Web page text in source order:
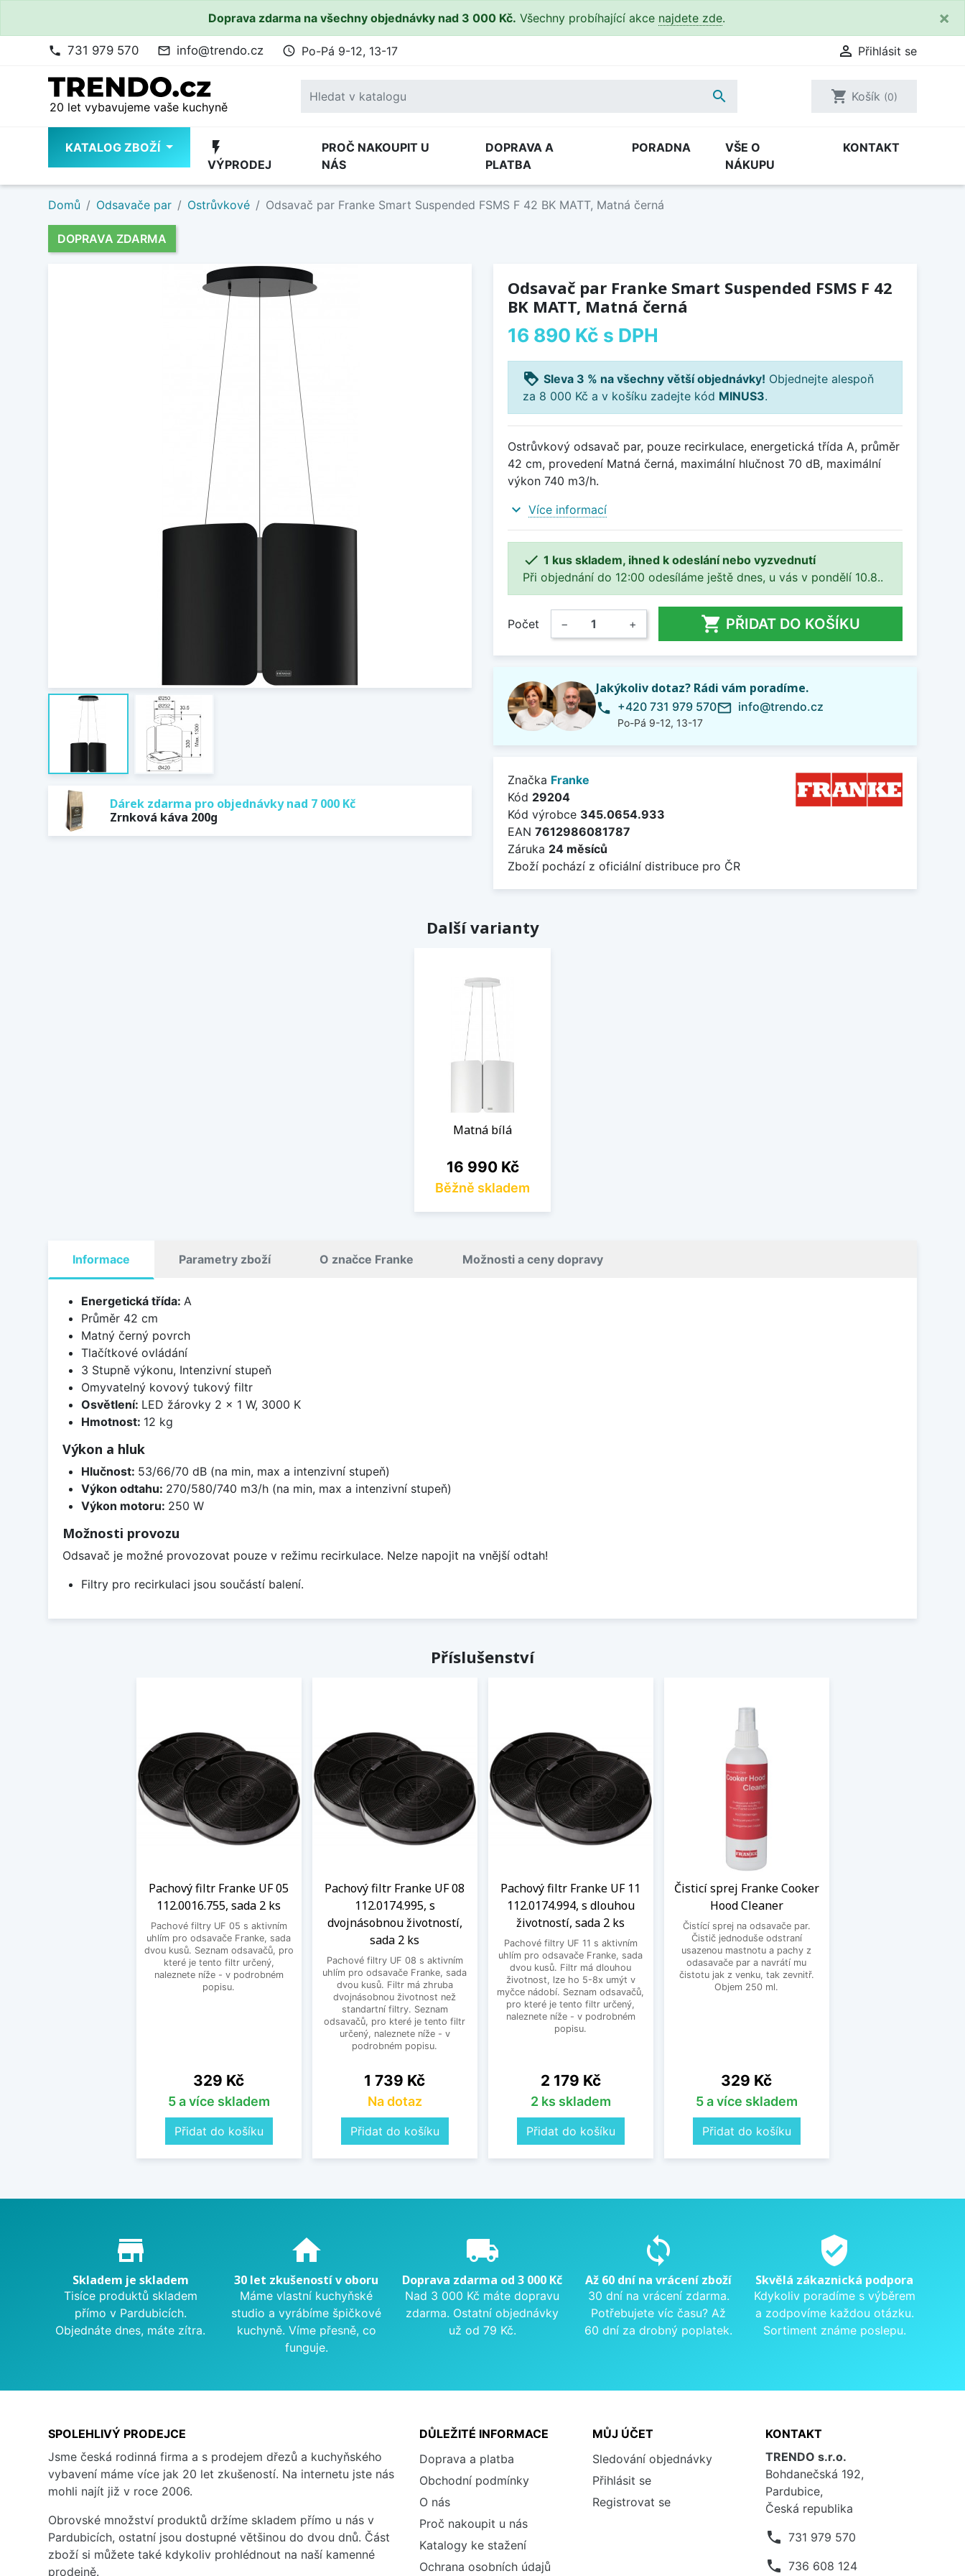
Doprava zdarma na všechny objednávky nad 3 000 Kč. Všechny probíhající akce najdete zde. ×
phone 731 979 570 mail_outline info@trendo.cz access_time Po-Pá 9-12, 13-17  Přihlásit se
20 let vybavujeme vaše kuchyně
 shopping_cart Košík (0)
KATALOG ZBOŽÍ flash_on
VÝPRODEJ
PROČ NAKOUPIT U
NÁS
DOPRAVA A
PLATBA
PORADNA
VŠE O
NÁKUPU
KONTAKT
Domů Odsavače par Ostrůvkové Odsavač par Franke Smart Suspended FSMS F 42 BK MATT, Matná černá
DOPRAVA ZDARMA
Dárek zdarma pro objednávky nad 7 000 Kč
Zrnková káva 200g
Odsavač par Franke Smart Suspended FSMS F 42
BK MATT, Matná černá
16 890 Kč s DPH
loyalty Sleva 3 % na všechny větší objednávky! Objednejte alespoň
za 8 000 Kč a v košíku zadejte kód MINUS3.
Ostrůvkový odsavač par, pouze recirkulace, energetická třída A, průměr
42 cm, provedení Matná černá, maximální hlučnost 70 dB, maximální
výkon 740 m3/h.
expand_more Více informací
 1 kus skladem, ihned k odeslání nebo vyzvednutí
Při objednání do 12:00 odesíláme ještě dnes, u vás v pondělí 10.8..
Počet − +  PŘIDAT DO KOŠÍKU
Jakýkoliv dotaz? Rádi vám poradíme.
phone +420 731 979 570
Po-Pá 9-12, 13-17
mail_outline info@trendo.cz
Značka Franke
Kód 29204
Kód výrobce 345.0654.933
EAN 7612986081787
Záruka 24 měsíců
Zboží pochází z oficiální distribuce pro ČR
Další varianty
Matná bílá
Cena
16 990 Kč
Běžně skladem
Informace Parametry zboží O značce Franke Možnosti a ceny dopravy
Energetická třída: A
Průměr 42 cm
Matný černý povrch
Tlačítkové ovládání
3 Stupně výkonu, Intenzivní stupeň
Omyvatelný kovový tukový filtr
Osvětlení: LED žárovky 2 × 1 W, 3000 K
Hmotnost: 12 kg
Výkon a hluk
Hlučnost: 53/66/70 dB (na min, max a intenzivní stupeň)
Výkon odtahu: 270/580/740 m3/h (na min, max a intenzivní stupeň)
Výkon motoru: 250 W
Možnosti provozu
Odsavač je možné provozovat pouze v režimu recirkulace. Nelze napojit na vnější odtah!
Filtry pro recirkulaci jsou součástí balení.
Příslušenství
Pachový filtr Franke UF 05
112.0016.755, sada 2 ks
Pachové filtry UF 05 s aktivním
uhlím pro odsavače Franke, sada
dvou kusů. Seznam odsavačů, pro
které je tento filtr určený,
naleznete níže - v podrobném
popisu.
Cena
329 Kč
5 a více skladem
Přidat do košíku
Pachový filtr Franke UF 08
112.0174.995, s
dvojnásobnou životností,
sada 2 ks
Pachové filtry UF 08 s aktivním
uhlím pro odsavače Franke, sada
dvou kusů. Filtr má zhruba
dvojnásobnou životnost než
standartní filtry. Seznam
odsavačů, pro které je tento filtr
určený, naleznete níže - v
podrobném popisu.
Cena
1 739 Kč
Na dotaz
Přidat do košíku
Pachový filtr Franke UF 11
112.0174.994, s dlouhou
životností, sada 2 ks
Pachové filtry UF 11 s aktivním
uhlím pro odsavače Franke, sada
dvou kusů. Filtr má dlouhou
životnost, lze ho 5-8x umýt v
myčce nádobí. Seznam odsavačů,
pro které je tento filtr určený,
naleznete níže - v podrobném
popisu.
Cena
2 179 Kč
2 ks skladem
Přidat do košíku
Čisticí sprej Franke Cooker
Hood Cleaner
Čistící sprej na odsavače par.
Čistič jednoduše odstraní
usazenou mastnotu a pachy z
odasavače par a navrátí mu
čistotu jak z venku, tak zevnitř.
Objem 250 ml.
Cena
329 Kč
5 a více skladem
Přidat do košíku
Proč nakupovat u nás?
store_mall_directory
Skladem je skladem
Tisíce produktů skladem
přímo v Pardubicích.
Objednáte dnes, máte zítra.
home
30 let zkušeností v oboru
Máme vlastní kuchyňské
studio a vyrábíme špičkové
kuchyně. Víme přesně, co
funguje.
local_shipping
Doprava zdarma od 3 000 Kč
Nad 3 000 Kč máte dopravu
zdarma. Ostatní objednávky
už od 79 Kč.
sync
Až 60 dní na vrácení zboží
30 dní na vrácení zdarma.
Potřebujete víc času? Až
60 dní za drobný poplatek.
verified_user
Skvělá zákaznická podpora
Kdykoliv poradíme s výběrem
a zodpovíme každou otázku.
Sortiment známe poslepu.
SPOLEHLIVÝ PRODEJCE
Jsme česká rodinná firma a s prodejem dřezů a kuchyňského
vybavení máme více jak 20 let zkušeností. Na internetu jste nás
mohli najít již v roce 2006.
Obrovské množství produktů držíme skladem přímo u nás v
Pardubicích, ostatní jsou dostupné většinou do dvou dnů. Část
zboží si můžete také kdykoliv prohlédnout na naší kamenné
prodejně.
DŮLEŽITÉ INFORMACE
Doprava a platba
Obchodní podmínky
O nás
Proč nakoupit u nás
Katalogy ke stažení
Ochrana osobních údajů
MŮJ ÚČET
Sledování objednávky
Přihlásit se
Registrovat se
KONTAKT
TRENDO s.r.o.
Bohdanečská 192,
Pardubice,
Česká republika
phone 731 979 570
phone 736 608 124